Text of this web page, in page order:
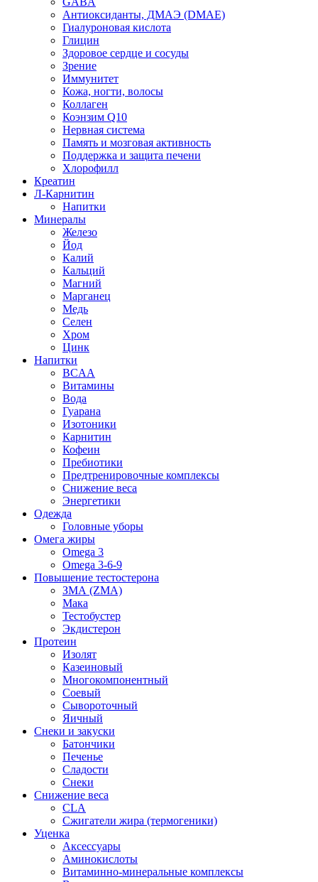
Антиоксиданты, ДМАЭ (DMAE)
Гиалуроновая кислота
Глицин
Здоровое сердце и сосуды
Зрение
Иммунитет
Кожа, ногти, волосы
Коллаген
Коэнзим Q10
Нервная система
Память и мозговая активность
Поддержка и защита печени
Хлорофилл
Креатин
Л-Карнитин
Напитки
Минералы
Железо
Йод
Калий
Кальций
Магний
Марганец
Медь
Селен
Хром
Цинк
Напитки
BCAA
Витамины
Вода
Гуарана
Изотоники
Карнитин
Кофеин
Пребиотики
Предтренировочные комплексы
Снижение веса
Энергетики
Одежда
Головные уборы
Омега жиры
Omega 3
Omega 3-6-9
Повышение тестостерона
ЗМА (ZMA)
Мака
Тестобустер
Экдистерон
Протеин
Изолят
Казеиновый
Многокомпонентный
Соевый
Сывороточный
Яичный
Снеки и закуски
Батончики
Печенье
Сладости
Снеки
Снижение веса
CLA
Сжигатели жира (термогеники)
Уценка
Аксессуары
Аминокислоты
Витаминно-минеральные комплексы